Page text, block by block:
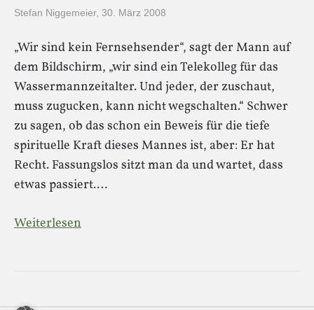
Stefan Niggemeier, 30. März 2008
„Wir sind kein Fernsehsender“, sagt der Mann auf
dem Bildschirm, „wir sind ein Telekolleg für das
Wassermannzeitalter. Und jeder, der zuschaut,
muss zugucken, kann nicht wegschalten.“ Schwer
zu sagen, ob das schon ein Beweis für die tiefe
spirituelle Kraft dieses Mannes ist, aber: Er hat
Recht. Fassungslos sitzt man da und wartet, dass
etwas passiert.…
Weiterlesen